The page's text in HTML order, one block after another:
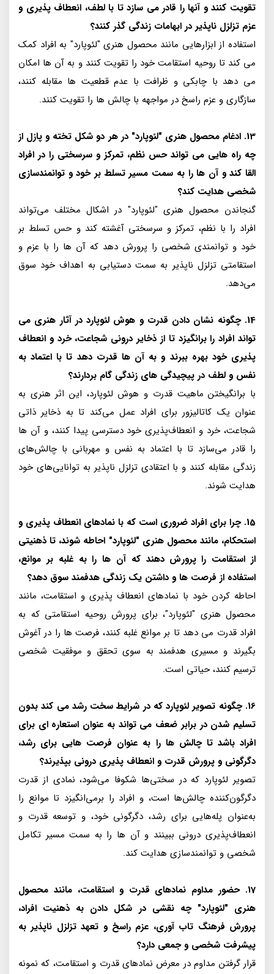
تقویت کنند و آنها را قادر می سازد تا با لطف، انعطاف پذیری و
عزم تزلزل ناپذیر در ابهامات زندگی گذر کنند؟
استفاده از ابزارهایی مانند محصول هنری "لئوپارد" به افراد کمک
می کند تا روحیه استقامت خود را تقویت کنند و به آن ها امکان
می دهد با چابکی و ظرافت با عدم قطعیت ها مقابله کنند،
سازگاری و عزم راسخ در مواجهه با چالش ها را تقویت کنند.
13. ادغام محصول هنری "لئوپارد" در هر دو شکل تخته و پازل از
چه راه هایی می تواند حس نظم، تمرکز و سرسختی را در افراد
القا کند و آن ها را به سمت مسیر تسلط بر خود و توانمندسازی
شخصی هدایت کند؟
گنجاندن محصول هنری "لئوپارد" در اشکال مختلف می‌تواند
افراد را با نظم، تمرکز و سرسختی آغشته کند و حس تسلط بر
خود و توانمندی شخصی را پرورش دهد که آن ها را با عزم و
استقامتی تزلزل ناپذیر به سمت دستیابی به اهداف خود سوق
می‌دهد.
14. چگونه نشان دادن قدرت و هوش لئوپارد در آثار هنری می
تواند افراد را برانگیزد تا از ذخایر درونی شجاعت، خرد و انعطاف
پذیری خود بهره ببرند و به آن ها قدرت دهد تا با اعتماد به
نفس و لطف در پیچیدگی های زندگی گام بردارند؟
با برانگیختن ماهیت قدرت و هوش لئوپارد، این اثر هنری به
عنوان یک کاتالیزور برای افراد عمل می‌کند تا به ذخایر ذاتی
شجاعت، خرد و انعطاف‌پذیری خود دسترسی پیدا کنند، و آن ها
را قادر می‌سازد تا با اعتماد به نفس و مهربانی با چالش‌های
زندگی مقابله کنند و با اعتقادی تزلزل ناپذیر به توانایی‌های خود
هدایت شوند.
15. چرا برای افراد ضروری است که با نمادهای انعطاف پذیری و
استحکام، مانند محصول هنری "لئوپارد" احاطه شوند، تا ذهنیتی
از استقامت را پرورش دهند که آن ها را به غلبه بر موانع،
استفاده از فرصت ها و داشتن یک زندگی هدفمند سوق دهد؟
احاطه کردن خود با نمادهای انعطاف پذیری و استقامت، مانند
محصول هنری "لئوپارد"، برای پرورش روحیه استقامتی که به
افراد قدرت می دهد تا بر موانع غلبه کنند، فرصت ها را در آغوش
بگیرند و مسیری هدفمند به سوی تحقق و موفقیت شخصی
ترسیم کنند، حیاتی است.
16. چگونه تصویر لئوپارد که در شرایط سخت رشد می کند بدون
تسلیم شدن در برابر ضعف می تواند به عنوان استعاره ای برای
افراد باشد تا چالش ها را به عنوان فرصت هایی برای رشد،
دگرگونی و پرورش قدرت و انعطاف پذیری درونی بپذیرند؟
تصویر لئوپارد که در سختی‌ها شکوفا می‌شود، نمادی از قدرت
دگرگون‌کننده چالش‌ها است، و افراد را برمی‌انگیزد تا موانع را
به‌عنوان پله‌هایی برای رشد، دگرگونی خود، و توسعه قدرت و
انعطاف‌پذیری درونی ببینند و آن ها را به سمت مسیر تکامل
شخصی و توانمندسازی هدایت کند.
17. حضور مداوم نمادهای قدرت و استقامت، مانند محصول
هنری "لئوپارد" چه نقشی در شکل دادن به ذهنیت افراد،
پرورش فرهنگ تاب آوری، عزم راسخ و تعهد تزلزل ناپذیر به
پیشرفت شخصی و جمعی دارد؟
قرار گرفتن مداوم در معرض نمادهای قدرت و استقامت، که نمونه